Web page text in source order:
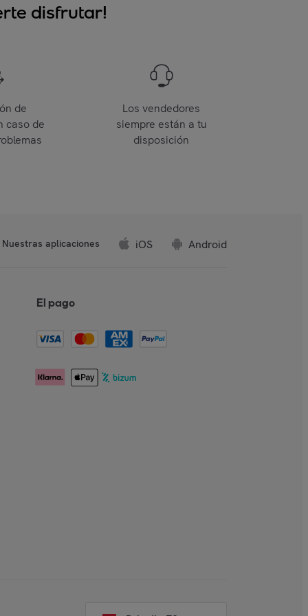
disfrutar!
de
caso de
Los vendedores
siempre están a tu
disposición
Nuestras aplicaciones iOS Android
El pago